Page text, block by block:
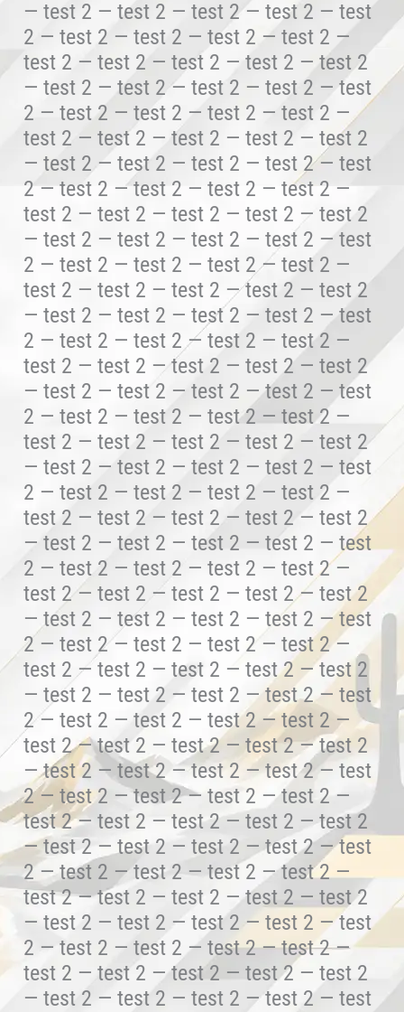
— test 2 — test 2 — test 2 — test 2 — test
2 — test 2 — test 2 — test 2 — test 2 —
test 2 — test 2 — test 2 — test 2 — test 2
— test 2 — test 2 — test 2 — test 2 — test
2 — test 2 — test 2 — test 2 — test 2 —
test 2 — test 2 — test 2 — test 2 — test 2
— test 2 — test 2 — test 2 — test 2 — test
2 — test 2 — test 2 — test 2 — test 2 —
test 2 — test 2 — test 2 — test 2 — test 2
— test 2 — test 2 — test 2 — test 2 — test
2 — test 2 — test 2 — test 2 — test 2 —
test 2 — test 2 — test 2 — test 2 — test 2
— test 2 — test 2 — test 2 — test 2 — test
2 — test 2 — test 2 — test 2 — test 2 —
test 2 — test 2 — test 2 — test 2 — test 2
— test 2 — test 2 — test 2 — test 2 — test
2 — test 2 — test 2 — test 2 — test 2 —
test 2 — test 2 — test 2 — test 2 — test 2
— test 2 — test 2 — test 2 — test 2 — test
2 — test 2 — test 2 — test 2 — test 2 —
test 2 — test 2 — test 2 — test 2 — test 2
— test 2 — test 2 — test 2 — test 2 — test
2 — test 2 — test 2 — test 2 — test 2 —
test 2 — test 2 — test 2 — test 2 — test 2
— test 2 — test 2 — test 2 — test 2 — test
2 — test 2 — test 2 — test 2 — test 2 —
test 2 — test 2 — test 2 — test 2 — test 2
— test 2 — test 2 — test 2 — test 2 — test
2 — test 2 — test 2 — test 2 — test 2 —
test 2 — test 2 — test 2 — test 2 — test 2
— test 2 — test 2 — test 2 — test 2 — test
2 — test 2 — test 2 — test 2 — test 2 —
test 2 — test 2 — test 2 — test 2 — test 2
— test 2 — test 2 — test 2 — test 2 — test
2 — test 2 — test 2 — test 2 — test 2 —
test 2 — test 2 — test 2 — test 2 — test 2
— test 2 — test 2 — test 2 — test 2 — test
2 — test 2 — test 2 — test 2 — test 2 —
test 2 — test 2 — test 2 — test 2 — test 2
— test 2 — test 2 — test 2 — test 2 — test